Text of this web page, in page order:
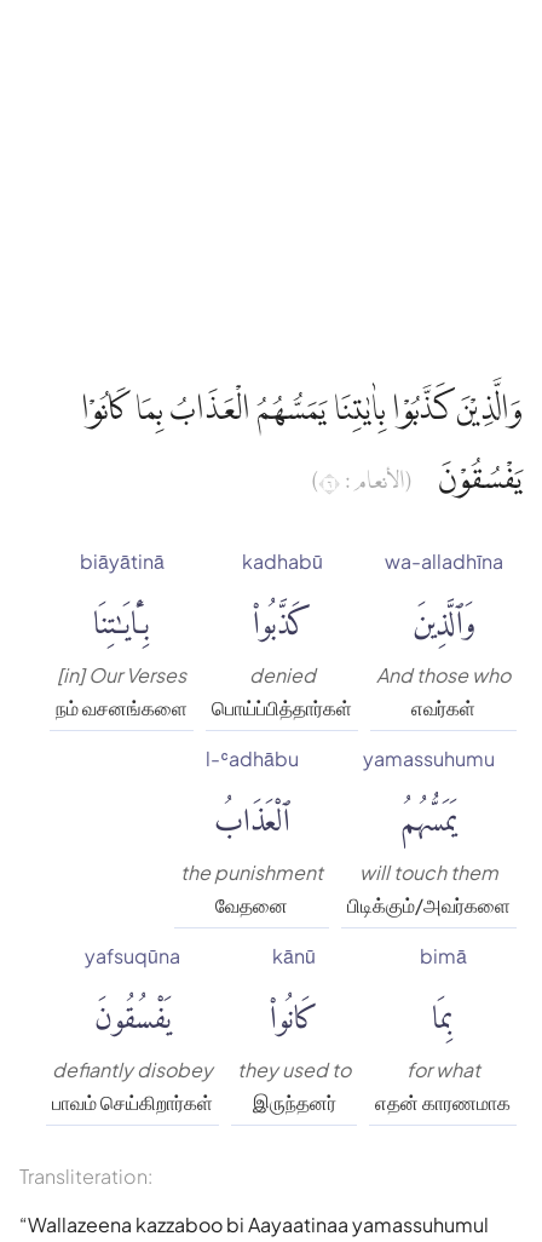
وَالَّذِيْنَ كَذَّبُوْا بِاٰيٰتِنَا يَمَسُّهُمُ الْعَذَابُ بِمَا كَانُوْا
يَفْسُقُوْنَ
(الأنعام : ٦)
wa-alladhīna
وَٱلَّذِينَ
And those who
எவர்கள்
kadhabū
كَذَّبُوا۟
denied
பொய்ப்பித்தார்கள்
biāyātinā
بِـَٔايَٰتِنَا
[in] Our Verses
நம் வசனங்களை
yamassuhumu
يَمَسُّهُمُ
will touch them
பிடிக்கும்/அவர்களை
l-ʿadhābu
ٱلْعَذَابُ
the punishment
வேதனை
bimā
بِمَا
for what
எதன் காரணமாக
kānū
كَانُوا۟
they used to
இருந்தனர்
yafsuqūna
يَفْسُقُونَ
defiantly disobey
பாவம் செய்கிறார்கள்
Transliteration:
Wallazeena kazzaboo bi Aayaatinaa yamassuhumul